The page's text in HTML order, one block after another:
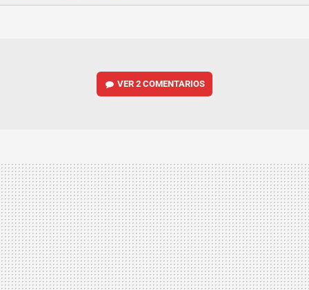
FACEBOOKTWITTERFLIPBOARD
E-
WHATSAPP
VER2 COMENTARIOS